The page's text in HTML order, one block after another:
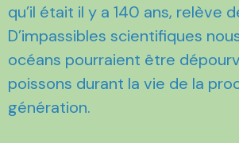
qu’il était il y a 140 ans, relève
D’impassibles scientifiques
océans pourraient être
poissons durant la vie de la
génération.